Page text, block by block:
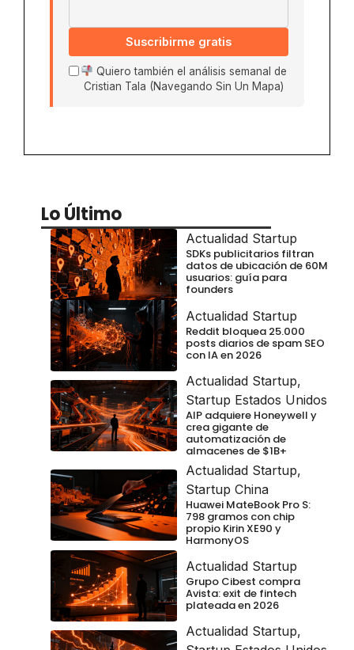
Suscribirme gratis
Quiero también el análisis semanal de
Cristian Tala (Navegando Sin Un Mapa)
Lo Último
Actualidad Startup
SDKs publicitarios filtran
datos de ubicación de 60M
usuarios: guía para
founders
Actualidad Startup
Reddit bloquea 25.000
posts diarios de spam SEO
con IA en 2026
Actualidad Startup,
Startup Estados Unidos
AIP adquiere Honeywell y
crea gigante de
automatización de
almacenes de $1B+
Actualidad Startup,
Startup China
Huawei MateBook Pro S:
798 gramos con chip
propio Kirin XE90 y
HarmonyOS
Actualidad Startup
Grupo Cibest compra
Avista: exit de fintech
plateada en 2026
Actualidad Startup,